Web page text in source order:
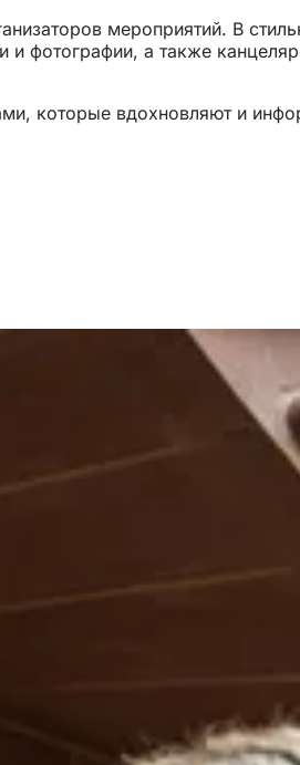
мероприятий. В
фотографии, а также
которые вдохновляют и